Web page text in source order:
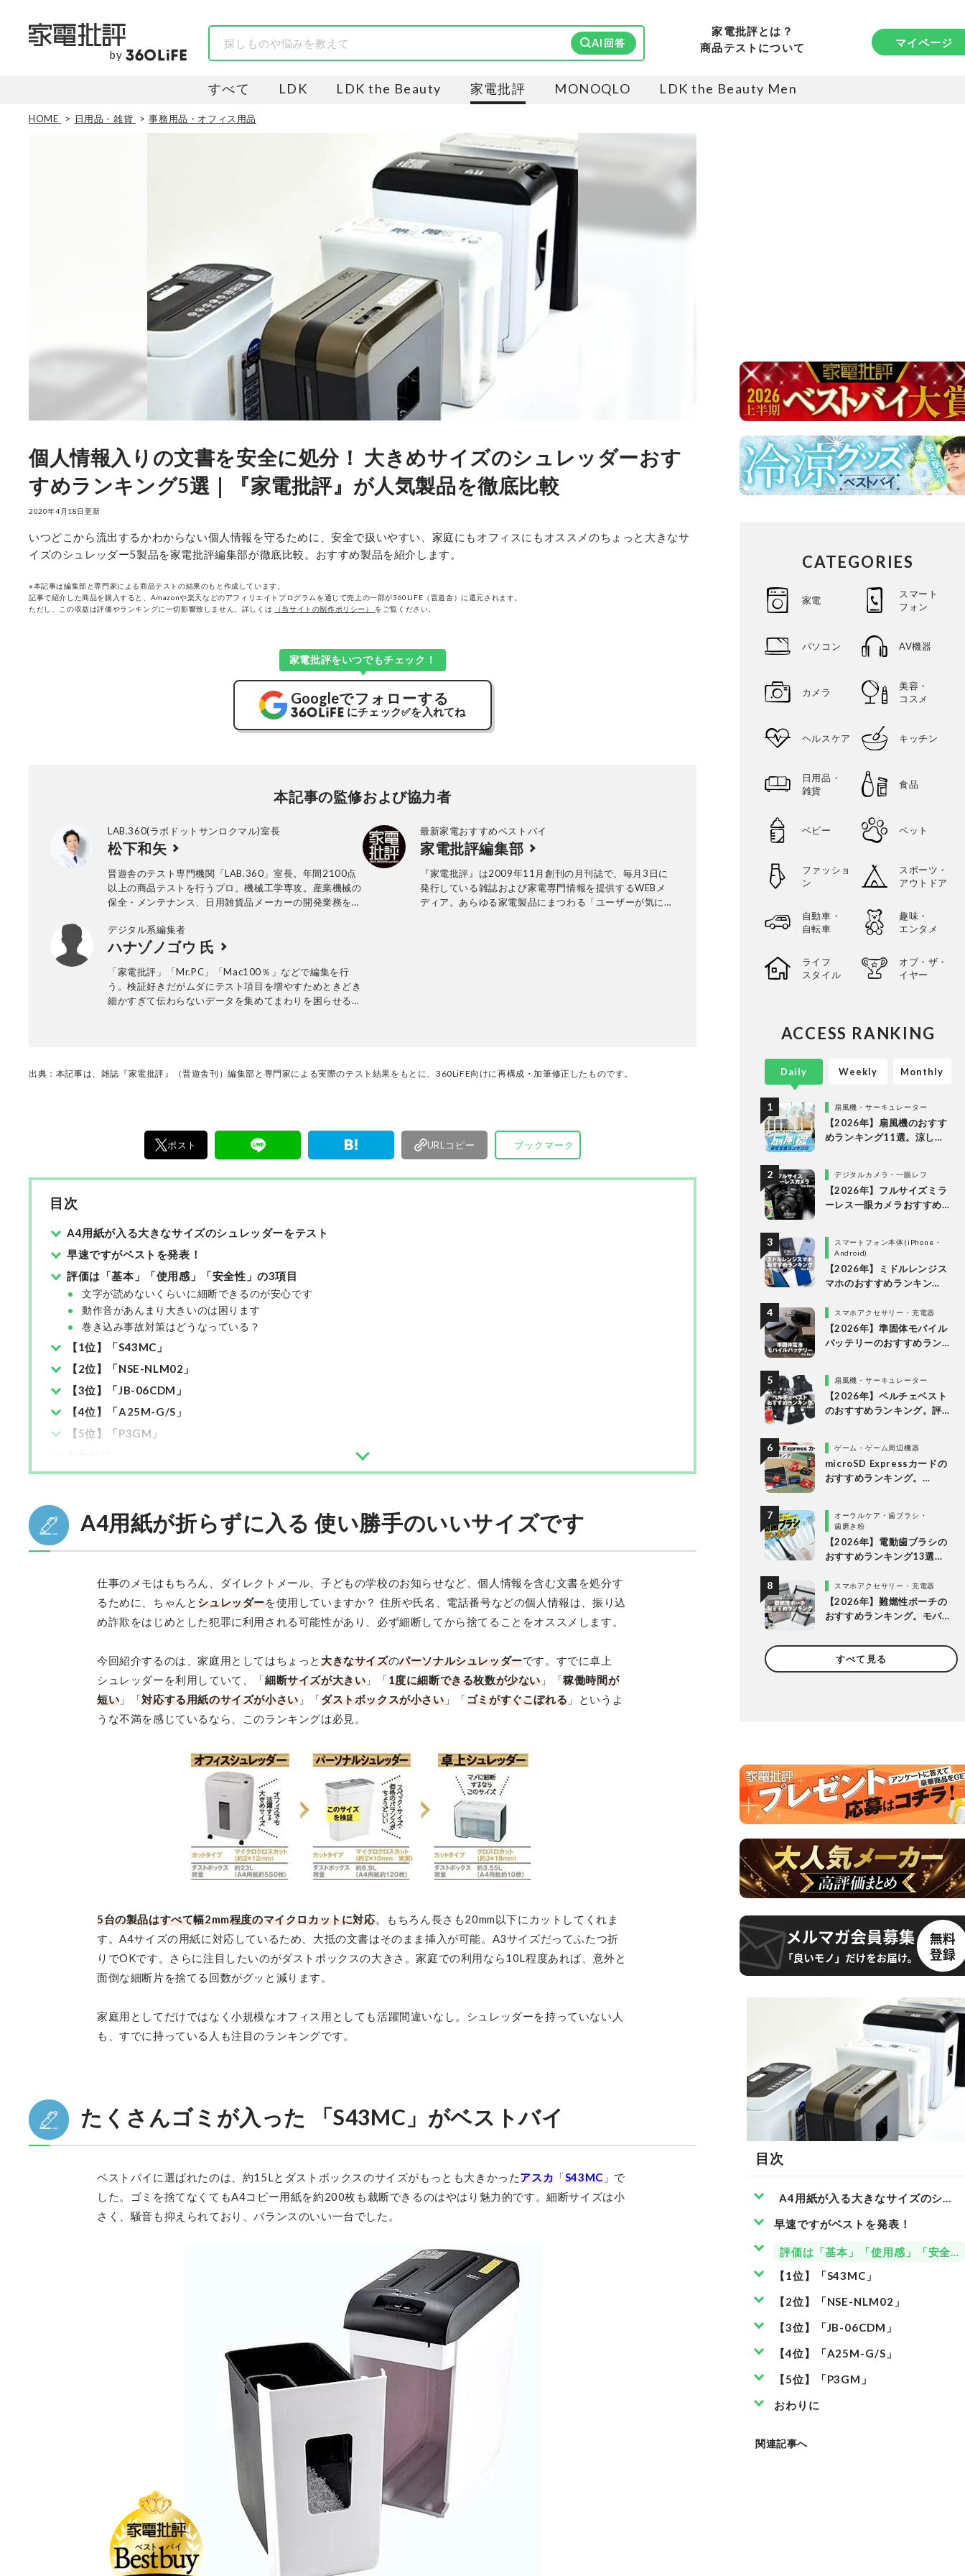
by
AI回答
家電批評とは？
商品テストについて
マイページ
すべて LDK LDK the Beauty 家電批評 MONOQLO LDK the Beauty Men
HOME 日用品・雑貨 事務用品・オフィス用品
個人情報入りの文書を安全に処分！ 大きめサイズのシュレッダーおす
すめランキング5選｜『家電批評』が人気製品を徹底比較
2020年4月18日更新
いつどこから流出するかわからない個人情報を守るために、安全で扱いやすい、家庭にもオフィスにもオススメのちょっと大きなサ
イズのシュレッダー5製品を家電批評編集部が徹底比較。おすすめ製品を紹介します。
※本記事は編集部と専門家による商品テストの結果のもと作成しています。
記事で紹介した商品を購入すると、Amazonや楽天などのアフィリエイトプログラムを通じて売上の一部が360LiFE（晋遊舎）に還元されます。
ただし、この収益は評価やランキングに一切影響致しません。詳しくは
（当サイトの制作ポリシー） をご覧ください。
家電批評をいつでもチェック！
Googleでフォローする
にチェック✅を入れてね
本記事の監修および協力者
LAB.360(ラボドットサンロクマル)室長
松下和矢
晋遊舎のテスト専門機関「LAB.360」室長。年間2100点
以上の商品テストを行うプロ。機械工学専攻。産業機械の
保全・メンテナンス、日用雑貨品メーカーの開発業務を経
法の立案から試験デザイン、試験装置の製作、テスト実施
まで一貫した商品テストを手がける。日用雑貨品や家電製
一目で結果が分かるビジュアル性を伴う手法を心がけてい
る。趣味はプラモデル作り。
最新家電おすすめベストバイ
家電批評編集部
『家電批評』は2009年11月創刊の月刊誌で、毎月3日に
発行している雑誌および家電専門情報を提供するWEBメ
ディア。あらゆる家電製品にまつわる「ユーザーが気にな
デジタル系編集者
ハナゾノゴウ 氏
「家電批評」「Mr.PC」「Mac100％」などで編集を行
う。検証好きだがムダにテスト項目を増やすためときどき
細かすぎて伝わらないデータを集めてまわりを困らせる。
出典：本記事は、雑誌『家電批評』（晋遊舎刊）編集部と専門家による実際のテスト結果をもとに、360LiFE向けに再構成・加筆修正したものです。
ポスト URLコピー ブックマーク
目次
A4用紙が入る大きなサイズのシュレッダーをテスト
早速ですがベストを発表！
評価は「基本」「使用感」「安全性」の3項目
文字が読めないくらいに細断できるのが安心です
動作音があんまり大きいのは困ります
巻き込み事故対策はどうなっている？
【1位】「S43MC」
【2位】「NSE-NLM02」
【3位】「JB-06CDM」
【4位】「A25M-G/S」
【5位】「P3GM」
A4用紙が折らずに入る 使い勝手のいいサイズです
仕事のメモはもちろん、ダイレクトメール、子どもの学校のお知らせなど、個人情報を含む文書を処分す
るために、ちゃんとシュレッダーを使用していますか？ 住所や氏名、電話番号などの個人情報は、振り込
め詐欺をはじめとした犯罪に利用される可能性があり、必ず細断してから捨てることをオススメします。
今回紹介するのは、家庭用としてはちょっと 大きなサイズのパーソナルシュレッダーです。すでに卓上
シュレッダーを利用していて、「細断サイズが大きい 」「1度に細断できる枚数が少ない 」「稼働時間が
短い 」「対応する用紙のサイズが小さい」「ダストボックスが小さい」「ゴミがすぐこぼれる 」というよ
うな不満を感じているなら、このランキングは必見。
5台の製品はすべて幅2mm程度のマイクロカットに対応。もちろん長さも20mm以下にカットしてくれま
す。A4サイズの用紙に対応しているため、大抵の文書はそのまま挿入が可能。A3サイズだってふたつ折
りでOKです。さらに注目したいのがダストボックスの大きさ。家庭での利用なら10L程度あれば、意外と
面倒な細断片を捨てる回数がグッと減ります。
家庭用としてだけではなく小規模なオフィス用としても活躍間違いなし。シュレッダーを持っていない人
も、すでに持っている人も注目のランキングです。
たくさんゴミが入った 「S43MC」がベストバイ
ベストバイに選ばれたのは、約15Lとダストボックスのサイズがもっとも大きかったアスカ 「S43MC」で
した。ゴミを捨てなくてもA4コピー用紙を約200枚も裁断できるのはやはり魅力的です。細断サイズは小
さく、騒音も抑えられており、バランスのいい一台でした。
CATEGORIES
家電
スマート
フォン
パソコン AV機器
カメラ
美容・
コスメ
ヘルスケア キッチン
日用品・
雑貨
食品
ベビー ペット
ファッショ
ン
スポーツ・
アウトドア
自動車・
自転車
趣味・
エンタメ
ライフ
スタイル
オブ・ザ・
イヤー
ACCESS RANKING
Daily
扇風機・サーキュレーター
【2026年】扇風機のおすす
めランキング11選。涼しい
デジタルカメラ・一眼レフ
【2026年】フルサイズミラ
ーレス一眼カメラおすすめ
スマートフォン本体(iPhone・
Android)
【2026年】ミドルレンジス
マホのおすすめランキン
を比較
スマホアクセサリー・充電器
【2026年】準固体モバイル
バッテリーのおすすめラン
扇風機・サーキュレーター
【2026年】ペルチェベスト
のおすすめランキング。評
ゲーム・ゲーム周辺機器
microSD Expressカードの
おすすめランキング。
オーラルケア・歯ブラシ・
歯磨き粉
【2026年】電動歯ブラシの
おすすめランキング13選。
検証
スマホアクセサリー・充電器
【2026年】難燃性ポーチの
おすすめランキング。モバ
ェット収納アイテムを比較
すべて見る
Weekly Monthly
目次
A4用紙が入る大きなサイズのシュ
早速ですがベストを発表！
評価は「基本」「使用感」「安全
【1位】「S43MC」
【2位】「NSE-NLM02」
【3位】「JB-06CDM」
【4位】「A25M-G/S」
【5位】「P3GM」
おわりに
関連記事へ